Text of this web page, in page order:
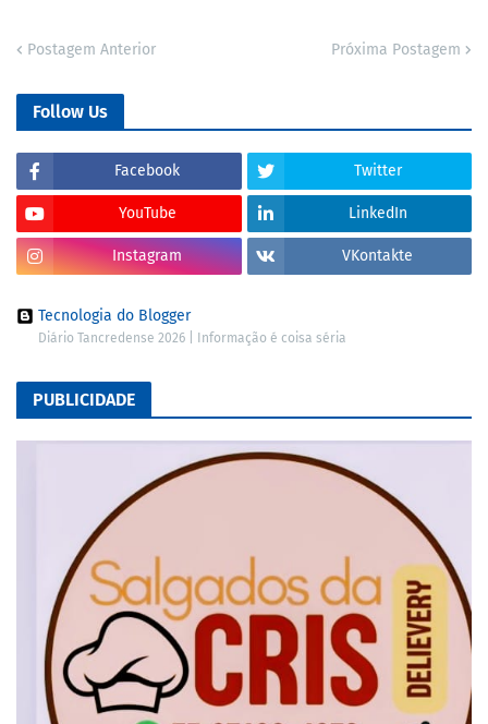
Postagem Anterior Próxima Postagem
Follow Us
Facebook Twitter
YouTube LinkedIn
Instagram VKontakte
Tecnologia do Blogger
Diário Tancredense 2026 | Informação é coisa séria
PUBLICIDADE